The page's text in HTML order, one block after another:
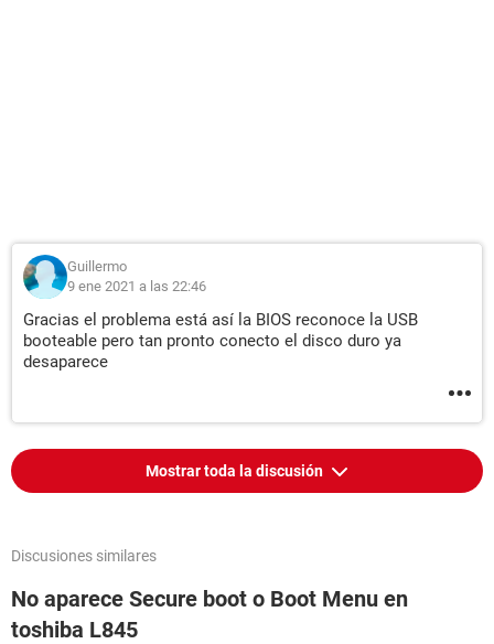
Guillermo
9 ene 2021 a las 22:46
Gracias el problema está así la BIOS reconoce la USB
booteable pero tan pronto conecto el disco duro ya
desaparece
Mostrar toda la discusión
Discusiones similares
No aparece Secure boot o Boot Menu en
toshiba L845